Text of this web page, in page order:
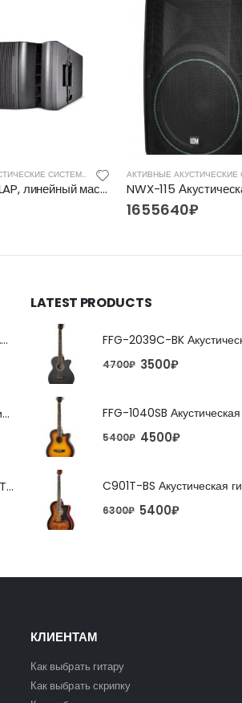
АКТИВНЫЕ АКУСТИЧЕСКИЕ СИСТЕМЫ
JBL VRX932LAP, линейный массив
1655640₽
Световое оборудование ADJ FX Beam
MYSTERY CLT39Bk, классическая гитара
JACKSON JS2 SPECTRA - TOBACCO BURST 4-струнная бас-гитара
LATEST PRODUCTS
4700₽ 3500₽
5400₽ 4500₽
6300₽ 5400₽
КЛИЕНТАМ
Как выбрать гитару
Как выбрать скрипку